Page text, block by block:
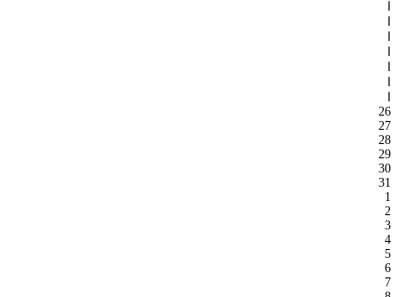
26
27
28
29
30
31
1
2
3
4
5
6
7